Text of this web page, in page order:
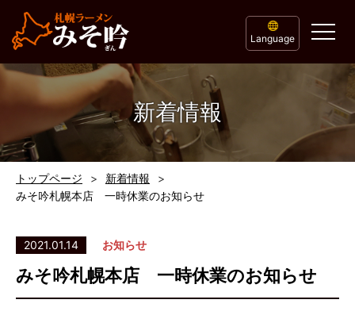
Language
新着情報
トップページ
新着情報
みそ吟札幌本店 一時休業のお知らせ
2021.01.14 お知らせ
みそ吟札幌本店 一時休業のお知らせ